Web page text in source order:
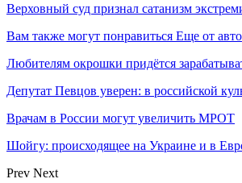
Верховный суд признал сатанизм
Вам также могут понравиться Еще от
Любителям окрошки придётся
Депутат Певцов уверен: в российской
Врачам в России могут увеличить МРОТ
Шойгу: происходящее на Украине и в
Prev Next